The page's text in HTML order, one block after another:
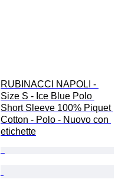
RUBINACCI NAPOLI -
Size S - Ice Blue Polo
Short Sleeve 100% Piquet
Cotton - Polo - Nuovo con
etichette